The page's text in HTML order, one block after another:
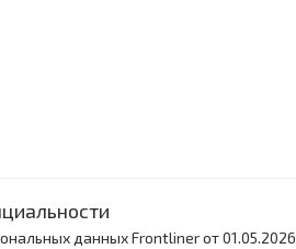
данных Frontliner от 01.05.2026